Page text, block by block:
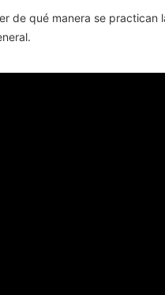
de qué manera se